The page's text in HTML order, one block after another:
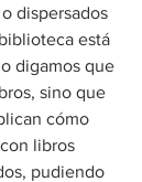
dispersados
está
digamos que
sino que
cómo
libros
pudiendo